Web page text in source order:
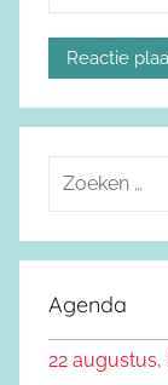
e
e
n
Agenda
22